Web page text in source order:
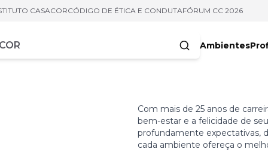
CASACORCÓDIGO DE ÉTICA E CONDUTAFÓRUM CC 2026
Ambientes
Com mais de 25 anos de
bem-estar e a felicidade de
profundamente expectativas,
cada ambiente ofereça o